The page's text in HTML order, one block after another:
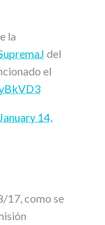
la
del
el
January 14,
17, como se